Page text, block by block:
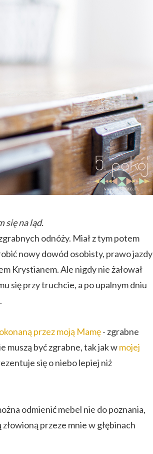
się na ląd.
odnóży. Miał z tym potem
nowy dowód osobisty, prawo jazdy
Krystianem. Ale nigdy nie żałował
się przy truchcie, a po upalnym dniu
przez moją Mamę- zgrabne
muszą być zgrabne, tak jak wmojej
się o niebo lepiej niż
odmienić mebel nie do poznania,
przeze mnie w głębinach